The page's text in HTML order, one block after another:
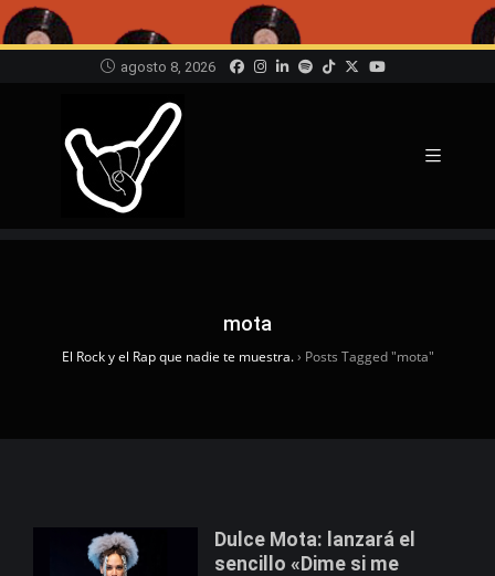
agosto 8, 2026
mota
El Rock y el Rap que nadie te muestra.› Posts Tagged "mota"
Dulce Mota: lanzará el
sencillo «Dime si me